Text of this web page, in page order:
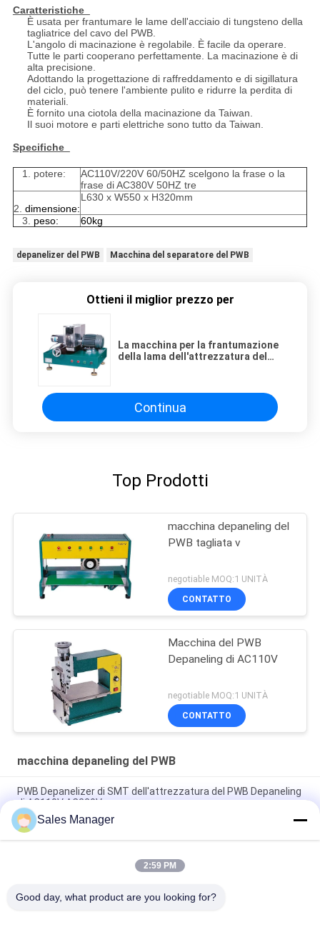
Caratteristiche
È usata per frantumare le lame dell'acciaio di tungsteno della
tagliatrice del cavo del PWB.
L'angolo di macinazione è regolabile. È facile da operare.
Tutte le parti cooperano perfettamente. La macinazione è di
alta precisione.
Adottando la progettazione di raffreddamento e di sigillatura
del ciclo, può tenere l'ambiente pulito e ridurre la perdita di
materiali.
È fornito una ciotola della macinazione da Taiwan.
Il suoi motore e parti elettriche sono tutto da Taiwan.
Specifiche
1. potere:
AC110V/220V 60/50HZ scelgono la frase o la
frase di AC380V 50HZ tre
2. dimensione:
L630 x W550 x H320mm
3. peso: 60kg
depanelizer del PWB Macchina del separatore del PWB
Ottieni il miglior prezzo per
La macchina per la frantumazione
della lama dell'attrezzatura del
Continua
Top Prodotti
macchina depaneling del
PWB tagliata v
negotiable MOQ:1 UNITÀ
CONTATTO
Macchina del PWB
Depaneling di AC110V
negotiable MOQ:1 UNITÀ
CONTATTO
macchina depaneling del PWB
PWB Depanelizer di SMT dell'attrezzatura del PWB Depaneling
di AC110V AC220V
Macinazione della lama dell'acciaio di tungsteno della
macchina del PWB Depaneling di alta precisione AC110V
V TAGLI IL PWB Depaneler della macchina del PWB Depaneling
Sales Manager
2:59 PM
Good day, what product are you looking for?